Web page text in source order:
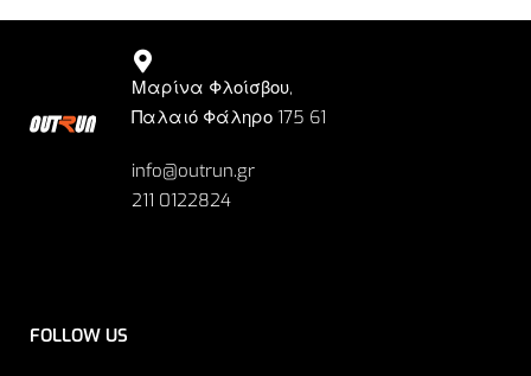
Μαρίνα Φλοίσβου,
Παλαιό Φάληρο 175 61
info@outrun.gr
211 0122824
FOLLOW US